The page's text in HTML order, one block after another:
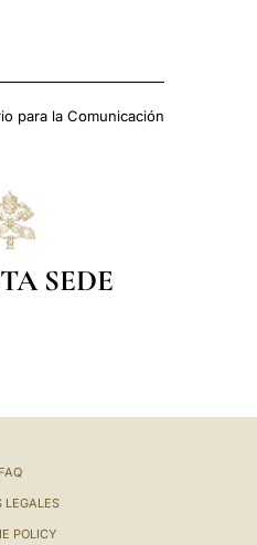
para la Comunicación
SEDE
FAQ
LEGALES
POLICY